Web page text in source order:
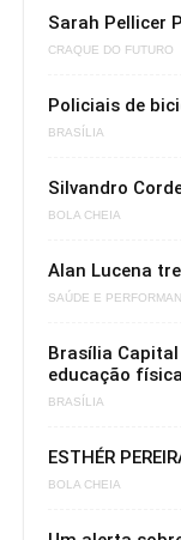
Sarah Pellicer
CRAQUE DO FUTURO
Policiais de
BRASÍLIA
Silvandro
BOLA CHEIA
Alan Lucena
SAÚDE E
Brasília
educação física
BRASÍLIA
ESTHÉR
BOLA CHEIA